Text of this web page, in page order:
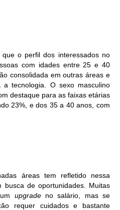
o perfil dos interessados no
com idades entre 25 e 40
consolidada em outras áreas e
tecnologia. O sexo masculino
destaque para as faixas etárias
23%, e dos 35 a 40 anos, com
áreas tem refletido nessa
busca de oportunidades. Muitas
upgradeno salário, mas se
requer cuidados e bastante